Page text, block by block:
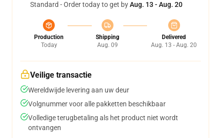
Standard - Order today to get byAug. 13 - Aug. 20
Production
Today
Shipping
Aug. 09
Delivered
Aug. 13 - Aug. 20
Veilige transactie
Wereldwijde levering aan uw deur
Volgnummer voor alle pakketten beschikbaar
Volledige terugbetaling als het product niet wordt
ontvangen